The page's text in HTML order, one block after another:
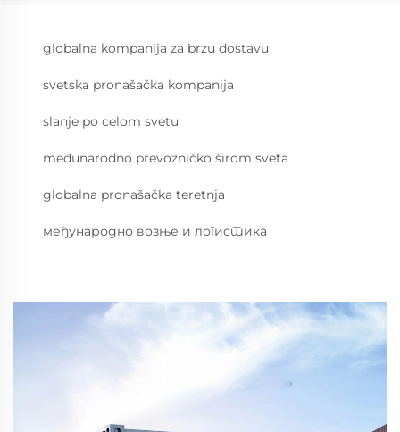
globalna kompanija za brzu dostavu
svetska pronašačka kompanija
slanje po celom svetu
međunarodno prevozničko širom sveta
globalna pronašačka teretnja
међународно возње и логистика